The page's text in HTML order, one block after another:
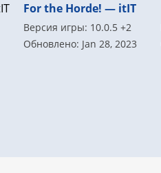
For the Horde! — itIT
Версия игры: 10.0.5 +2
Обновлено: Jan 28, 2023